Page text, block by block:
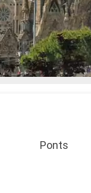
Ponts